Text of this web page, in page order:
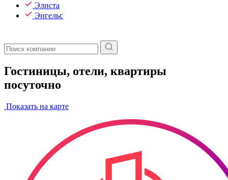
Элиста
Энгельс
Гостиницы, отели, квартиры
посуточно
Показать на карте